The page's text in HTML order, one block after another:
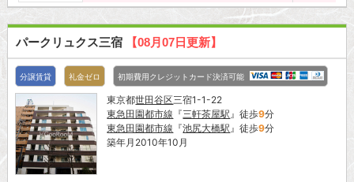
パークリュクス三宿 【08月07日更新】
分譲賃貸 礼金ゼロ 初期費用クレジットカード決済可能
東京都世田谷区三宿1-1-22
東急田園都市線 『三軒茶屋駅 』徒歩9分
東急田園都市線 『池尻大橋駅 』徒歩9分
築年月2010年10月